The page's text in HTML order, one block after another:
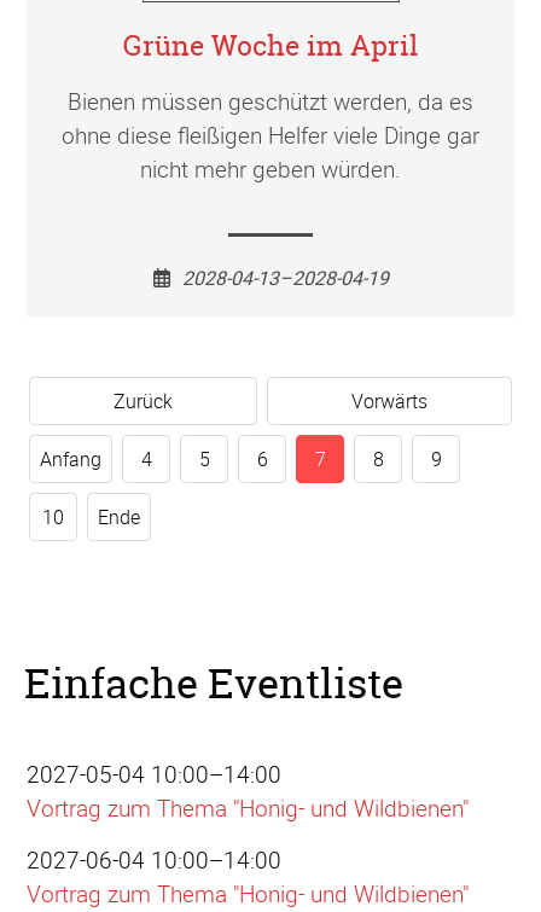
Grüne Woche im April
Bienen müssen geschützt werden, da es
ohne diese fleißigen Helfer viele Dinge gar
nicht mehr geben würden.
2028-04-13–2028-04-19
Zurück Vorwärts
Anfang 4 5 6 7 8 9
10 Ende
Einfache Eventliste
2027-05-04 10:00–14:00
Vortrag zum Thema "Honig- und Wildbienen"
2027-06-04 10:00–14:00
Vortrag zum Thema "Honig- und Wildbienen"